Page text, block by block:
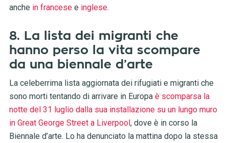
anche in francesee inglese.
8. La lista dei migranti che
hanno perso la vita scompare
da una biennale d’arte
La celeberrima lista aggiornata dei rifugiati e migranti che
sono morti tentando di arrivare in Europa è scomparsa la
notte del 31 luglio dalla sua installazione su un lungo muro
in Great George Street a Liverpool, dove è in corso la
Biennale d’arte. Lo ha denunciato la mattina dopo la stessa